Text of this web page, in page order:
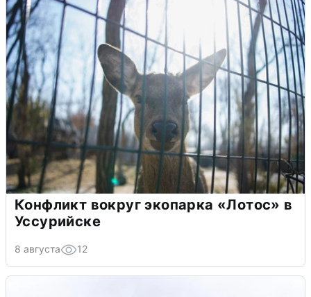
Конфликт вокруг экопарка «Лотос» в
Уссурийске
8 августа 12